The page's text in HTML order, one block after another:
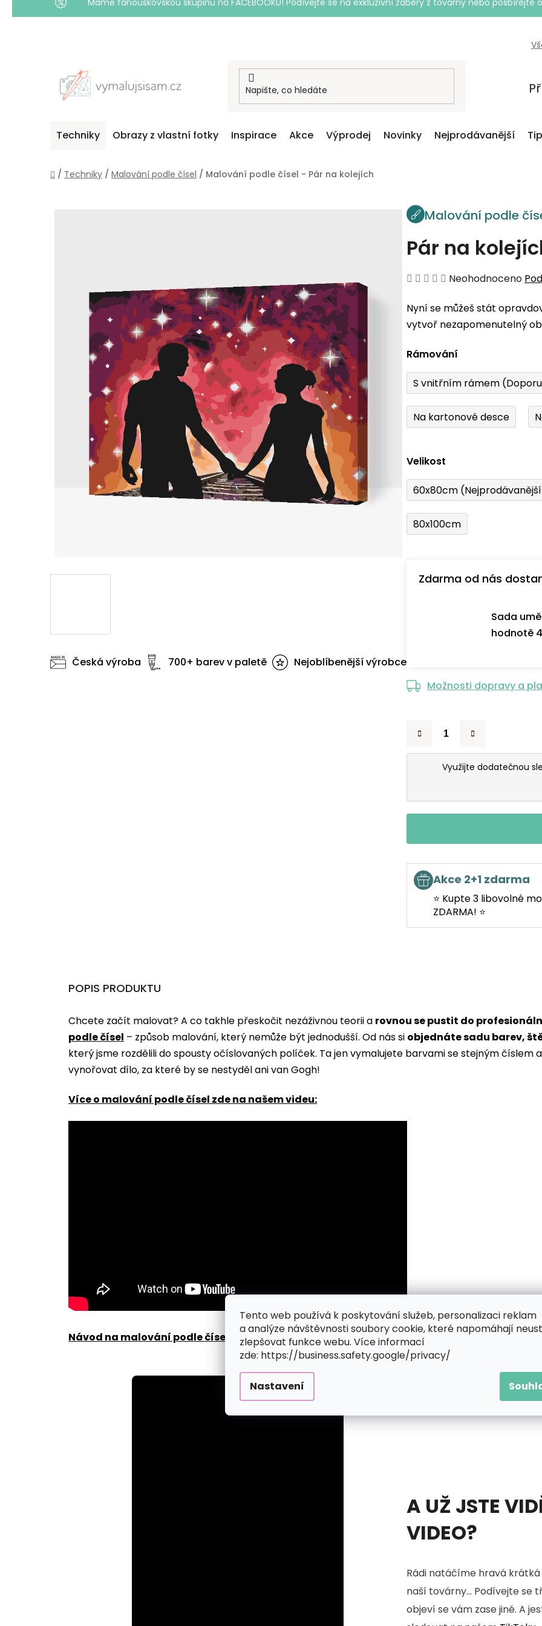
Tento web používá k poskytování služeb, personalizaci reklam
a analýze návštěvnosti soubory cookie, které napomáhají
zlepšovat funkce webu. Více informací
zde: https://business.safety.google/privacy/
Nastavení
Máme fanouškovskou skupinu na FACEBOOKU! Podívejte se na exkluzivní záběry z továrny nebo
Techniky Obrazy z vlastní fotky Inspirace Akce Výprodej Novinky Nejprodávanější
Domů
/ Techniky / Malování podle čísel / Malování podle čísel - Pár na kolejích
Malování podle
Pár na
Průměrné
produktu
je
z
5
hvězdiček.
Neohodnoceno
Nyní se můžeš stát
vytvoř nezapomenutelný
Rámování
S vnitřním rámem
Na kartonové desce
Velikost
60x80cm
80x100cm
Zdarma od nás
Sada
hodnotě
Možnosti dopravy a
Využijte dodatečnou
Akce 2+1 zdarma
⭐ Kupte 3 libovolné
ZDARMA! ⭐
Česká výroba 700+ barev v paletě Nejoblíbenější výrobce
POPIS PRODUKTU
Chcete začít malovat? A co takhle přeskočit nezáživnou teorii a rovnou se pustit do
podle čísel ­­– způsob malování, který nemůže být jednodušší. Od nás si objednáte sadu barev,
který jsme rozdělili do spousty očíslovaných políček. Ta jen vymalujete barvami se stejným číslem
vynořovat dílo, za které by se nestyděl ani van Gogh!
Více o malování podle čísel zde na našem videu:
Návod na malování podle čísel zde.
A UŽ JSTE
VIDEO?
Rádi natáčíme hravá krátká
naší továrny... Podívejte se
objeví se vám zase jiné. A